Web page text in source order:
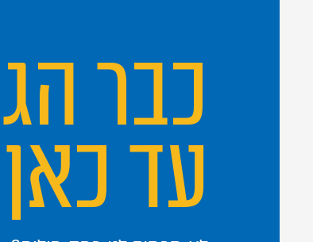
כבר
עד כאן